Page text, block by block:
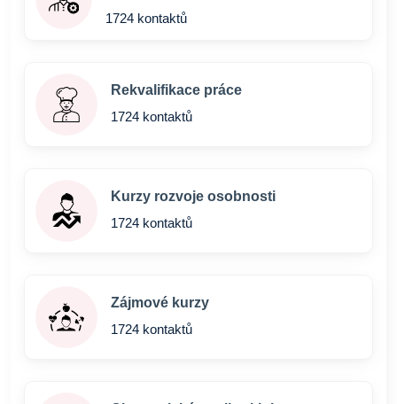
1724 kontaktů
Rekvalifikace práce
1724 kontaktů
Kurzy rozvoje osobnosti
1724 kontaktů
Zájmové kurzy
1724 kontaktů